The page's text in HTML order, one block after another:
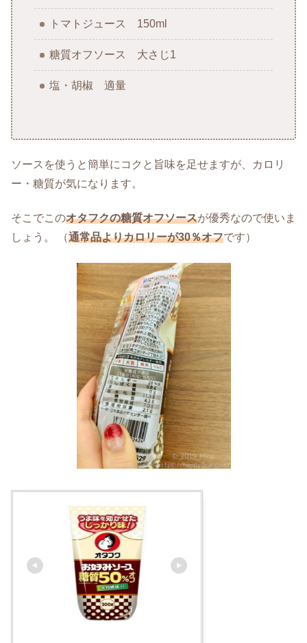
トマトジュース 150ml
糖質オフソース 大さじ1
塩・胡椒 適量
ソースを使うと簡単にコクと旨味を足せますが、カロリ
ー・糖質が気になります。
そこでこのオタフクの糖質オフソースが優秀なので使いま
しょう。 （通常品よりカロリーが30％オフです）